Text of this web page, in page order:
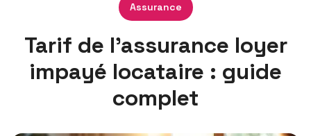
Assurance
Tarif de l’assurance loyer
impayé locataire : guide
complet